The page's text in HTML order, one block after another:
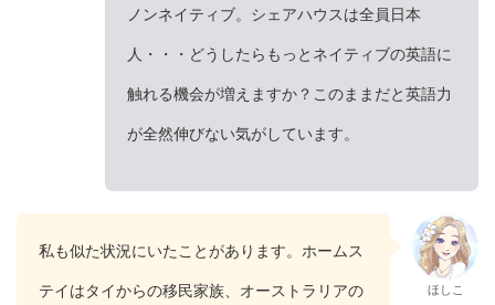
ノンネイティブ。シェアハウスは全員日本
人・・・どうしたらもっとネイティブの英語に
触れる機会が増えますか？このままだと英語力
が全然伸びない気がしています。
私も似た状況にいたことがあります。ホームス
テイはタイからの移民家族、オーストラリアの
ほしこ